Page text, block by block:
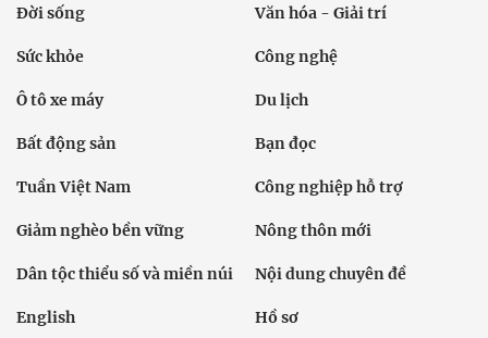
Đời sống Văn hóa - Giải trí
Sức khỏe Công nghệ
Ô tô xe máy Du lịch
Bất động sản Bạn đọc
Tuần Việt Nam Công nghiệp hỗ trợ
Giảm nghèo bền vững Nông thôn mới
Dân tộc thiểu số và miền núi Nội dung chuyên đề
English Hồ sơ